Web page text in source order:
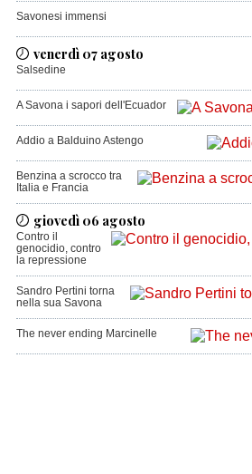
Savonesi immensi
venerdì 07 agosto
Salsedine
A Savona i sapori dell'Ecuador
Addio a Balduino Astengo
Benzina a scrocco tra
Italia e Francia
giovedì 06 agosto
Contro il
genocidio, contro
la repressione
Sandro Pertini torna
nella sua Savona
The never ending Marcinelle